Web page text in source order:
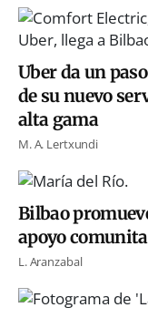
Uber da un
de su nuevo
alta gama
M. A. Lertxundi
Bilbao
apoyo
L. Aranzabal